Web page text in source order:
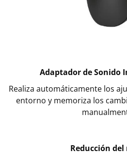
Adaptador de Sonido
Realiza automáticamente los
entorno y memoriza los
Reducción